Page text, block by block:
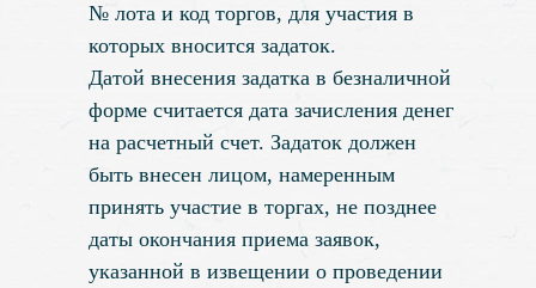
№ лота и код торгов, для участия в
которых вносится задаток.
Датой внесения задатка в безналичной
форме считается дата зачисления денег
на расчетный счет. Задаток должен
быть внесен лицом, намеренным
принять участие в торгах, не позднее
даты окончания приема заявок,
указанной в извещении о проведении